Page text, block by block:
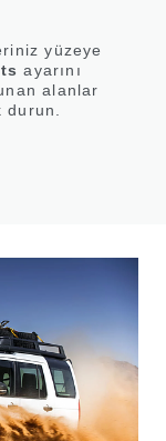
yüzeye
ayarını
alanlar